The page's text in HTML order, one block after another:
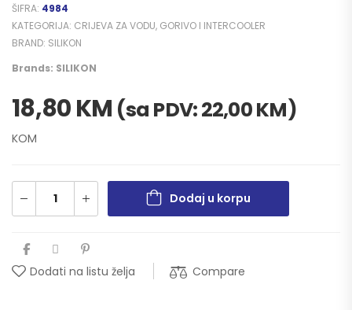
ŠIFRA: 4984
KATEGORIJA: CRIJEVA ZA VODU, GORIVO I INTERCOOLER
BRAND: SILIKON
Brands: SILIKON
18,80KM (sa PDV:22,00KM)
KOM
Dodaj u korpu
Dodati na listu želja Compare